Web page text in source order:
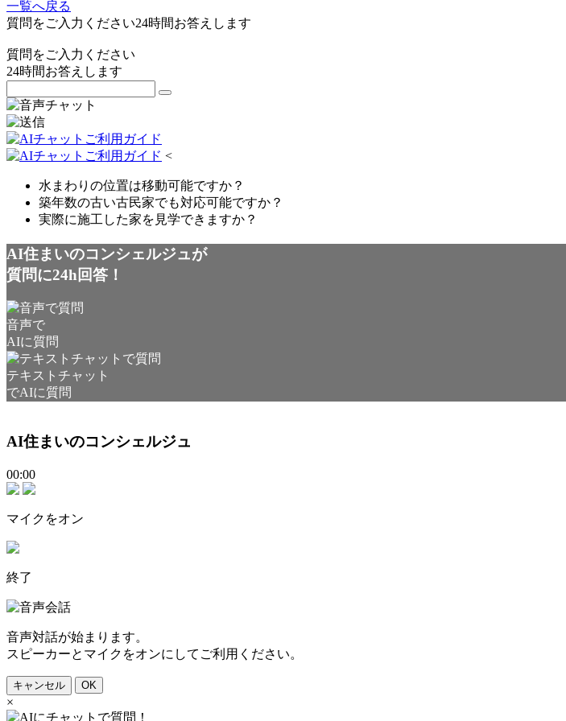
一覧へ戻る
質問をご入力ください24時間お答えします
質問をご入力ください
24時間お答えします
<
水まわりの位置は移動可能ですか？
築年数の古い古民家でも対応可能ですか？
実際に施工した家を見学できますか？
AI住まいのコンシェルジュが
質問に24h回答！
音声で
AIに質問
テキストチャット
でAIに質問
AI住まいのコンシェルジュ
00:00
マイクをオン
終了
音声対話が始まります。
スピーカーとマイクをオンにしてご利用ください。
キャンセル OK
×